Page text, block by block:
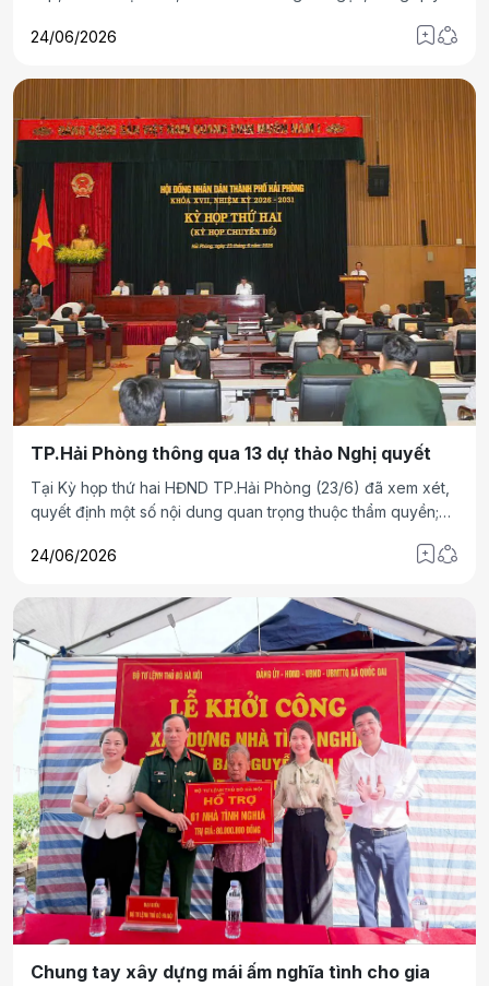
trò lãnh đạo, chỉ đạo thực hiện của các cấp ủy Đảng, chính
24/06/2026
TP.Hải Phòng thông qua 13 dự thảo Nghị quyết
Tại Kỳ họp thứ hai HĐND TP.Hải Phòng (23/6) đã xem xét,
quyết định một số nội dung quan trọng thuộc thẩm quyền;
24/06/2026
Chung tay xây dựng mái ấm nghĩa tình cho gia